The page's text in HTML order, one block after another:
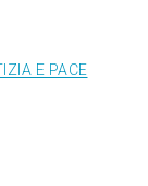
E PACE